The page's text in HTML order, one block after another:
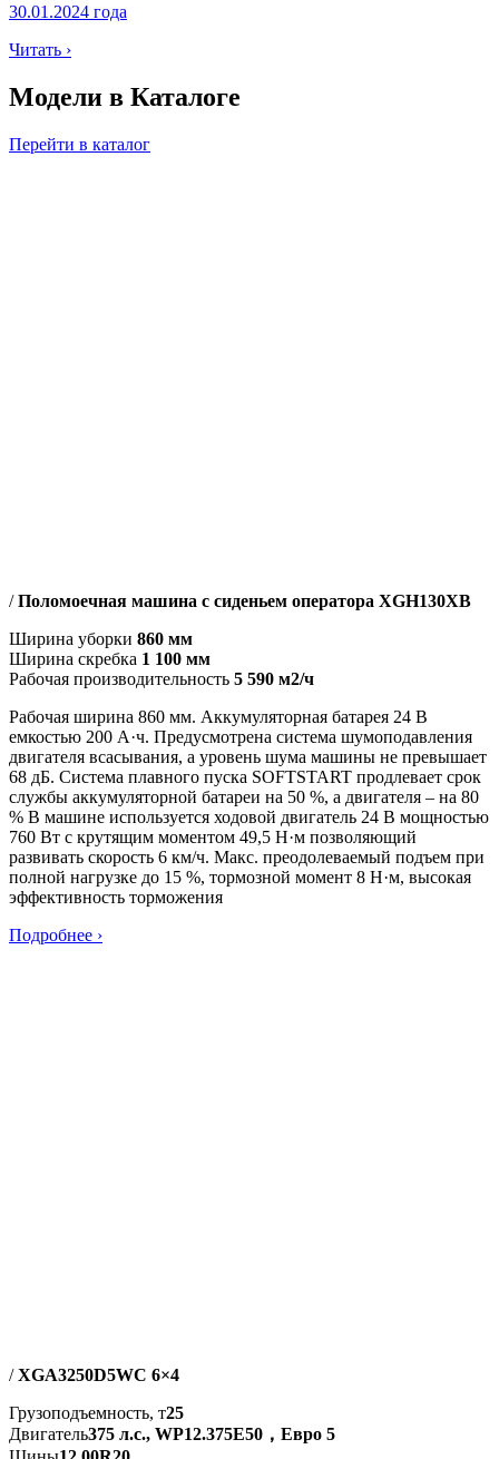
30.01.2024 года
Читать ›
Модели в Каталоге
Перейти в каталог
/Поломоечная машина с сиденьем оператора XGH130XB
Ширина уборки 860 мм
Ширина скребка 1 100 мм
Рабочая производительность 5 590 м2/ч
Рабочая ширина 860 мм. Аккумуляторная батарея 24 В
емкостью 200 А·ч. Предусмотрена система шумоподавления
двигателя всасывания, а уровень шума машины не превышает
68 дБ. Система плавного пуска SOFTSTART продлевает срок
службы аккумуляторной батареи на 50 %, а двигателя – на 80
% В машине используется ходовой двигатель 24 В мощностью
760 Вт с крутящим моментом 49,5 Н·м позволяющий
развивать скорость 6 км/ч. Макс. преодолеваемый подъем при
полной нагрузке до 15 %, тормозной момент 8 Н·м, высокая
эффективность торможения
Подробнее ›
/XGA3250D5WC 6×4
Грузоподъемность, т25
Двигатель375 л.с., WP12.375E50，Евро 5